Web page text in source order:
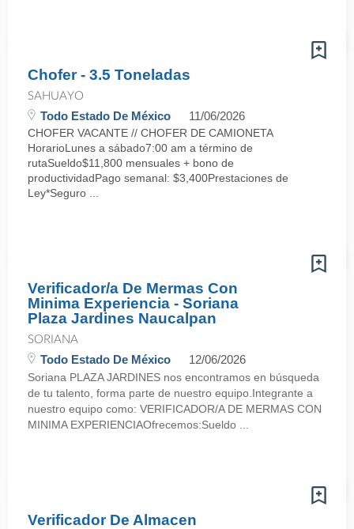
Chofer - 3.5 Toneladas
SAHUAYO
Todo Estado De México 11/06/2026
CHOFER VACANTE // CHOFER DE CAMIONETA
HorarioLunes a sábado7:00 am a término de
rutaSueldo$11,800 mensuales + bono de
productividadPago semanal: $3,400Prestaciones de
Ley*Seguro ...
Verificador/a De Mermas Con
Minima Experiencia - Soriana
Plaza Jardines Naucalpan
SORIANA
Todo Estado De México 12/06/2026
Soriana PLAZA JARDINES nos encontramos en búsqueda
de tu talento, forma parte de nuestro equipo.Integrante a
nuestro equipo como: VERIFICADOR/A DE MERMAS CON
MINIMA EXPERIENCIAOfrecemos:Sueldo ...
Verificador De Almacen